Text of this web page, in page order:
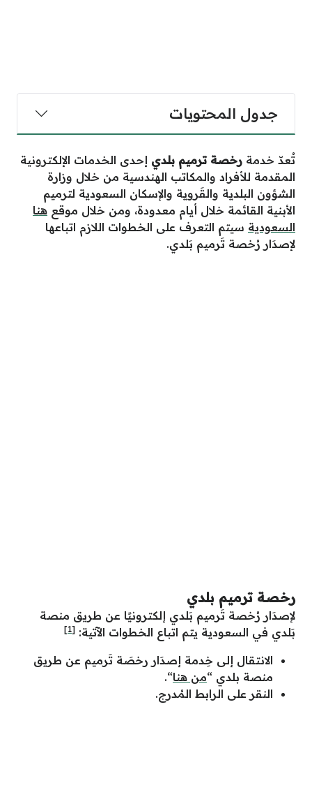
جدول المحتويات
تُعدّ خدمة رخصة ترميم بلدي إحدى الخدمات الإلكترونية
المقدمة للأفراد والمكاتب الهندسية من خلال وزارة
الشؤون البلدية والقَروية والإسكان السعودية لترميم
الأبنية القائمة خلال أيام معدودة، ومن خلال موقع هنا
السعودية سيتم التعرف على الخطوات اللازم اتباعها
لإصدَار رُخصة تَرميم بَلدي.
رخصة ترميم بلدي
لإصدَار رُخصة تَرميم بَلدي إلكترونيًا عن طريق منصة
بَلدي في السعودية يتم اتباع الخطوات الآتية: [1]
الانتقال إلى خِدمة إصدَار رخصَة تَرميم عن طريق
منصة بلدي “من هنا“.
النقر على الرابط المُدرج.